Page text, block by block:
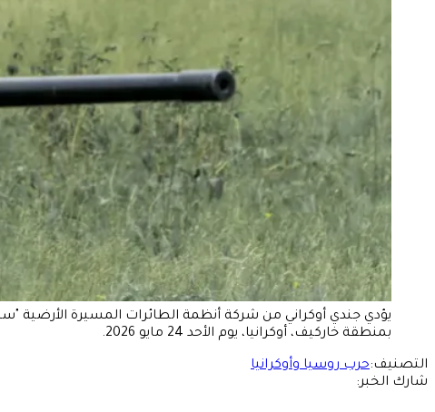
يؤدي جندي أوكراني من شركة أنظمة الطائرات المسيرة الأرضية
بمنطقة خاركيف، أوكرانيا، يوم الأحد 24 مايو 2026.
التصنيف:حرب روسيا وأوكرانيا
شارك الخبر: